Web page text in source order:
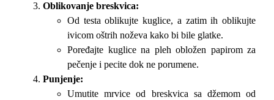
Oblikovanje breskvica:
Od testa oblikujte kuglice, a zatim ih oblikujte
ivicom oštrih noževa kako bi bile glatke.
Poređajte kuglice na pleh obložen papirom za
pečenje i pecite dok ne porumene.
Punjenje:
Umutite mrvice od breskvica sa džemom od